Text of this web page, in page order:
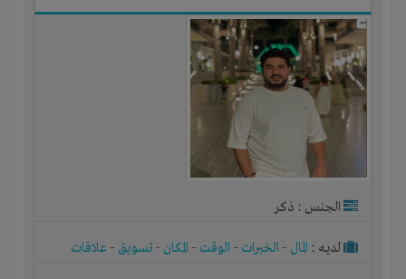
الجنس : ذكر
لديـه : المال - الخبرات - الوقت - المكان - تسويق - علاقات